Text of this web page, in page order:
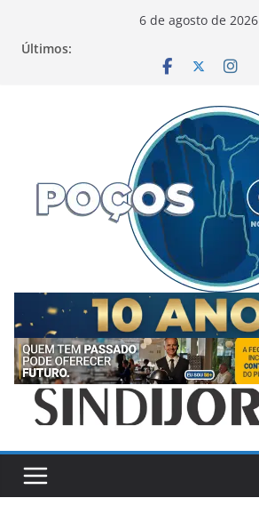
6 de agosto de 2026
Últimos: